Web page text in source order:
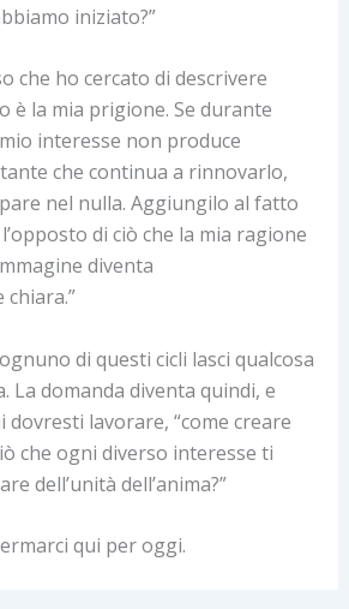
iniziato?”
che ho cercato di descrivere
è la mia prigione. Se durante
interesse non produce
che continua a rinnovarlo,
nel nulla. Aggiungilo al fatto
di ciò che la mia ragione
diventa
di questi cicli lasci qualcosa
La domanda diventa quindi, e
dovresti lavorare, “come creare
che ogni diverso interesse ti
dell’unità dell’anima?”
qui per oggi.